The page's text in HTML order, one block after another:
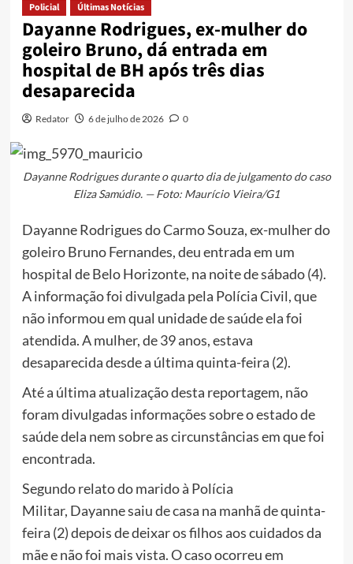
Policial Últimas Notícias
Dayanne Rodrigues, ex-mulher do
goleiro Bruno, dá entrada em
hospital de BH após três dias
desaparecida
Redator 6 de julho de 2026 0
Dayanne Rodrigues durante o quarto dia de julgamento do caso
Eliza Samúdio. — Foto: Maurício Vieira/G1
Dayanne Rodrigues do Carmo Souza, ex-mulher do
goleiro Bruno Fernandes, deu entrada em um
hospital de Belo Horizonte, na noite de sábado (4).
A informação foi divulgada pela Polícia Civil, que
não informou em qual unidade de saúde ela foi
atendida. A mulher, de 39 anos, estava
desaparecida desde a última quinta-feira (2).
Até a última atualização desta reportagem, não
foram divulgadas informações sobre o estado de
saúde dela nem sobre as circunstâncias em que foi
encontrada.
Segundo relato do marido à Polícia
Militar, Dayanne saiu de casa na manhã de quinta-
feira (2) depois de deixar os filhos aos cuidados da
mãe e não foi mais vista. O caso ocorreu em